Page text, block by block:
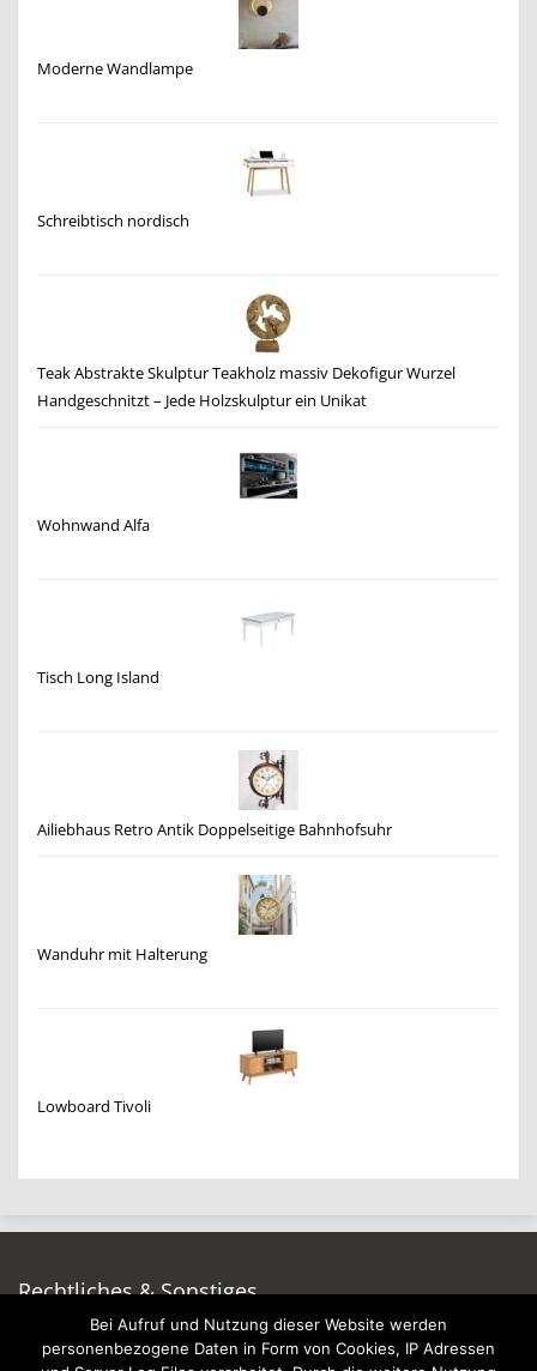
Moderne Wandlampe
Schreibtisch nordisch
Teak Abstrakte Skulptur Teakholz massiv Dekofigur Wurzel
Handgeschnitzt – Jede Holzskulptur ein Unikat
Wohnwand Alfa
Tisch Long Island
Ailiebhaus Retro Antik Doppelseitige Bahnhofsuhr
Wanduhr mit Halterung
Lowboard Tivoli
Rechtliches & Sonstiges
Auf dieser Seite werben
Datenschutzerklärung
Bei Aufruf und Nutzung dieser Website werden
personenbezogene Daten in Form von Cookies, IP Adressen